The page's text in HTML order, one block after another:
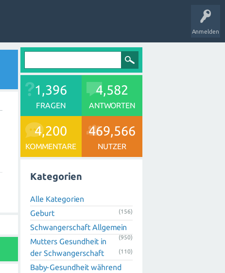
Anmelden
1,396
FRAGEN
4,582
ANTWORTEN
4,200
KOMMENTARE
469,566
NUTZER
Kategorien
Alle Kategorien
Geburt
(156)
Schwangerschaft Allgemein
(950)
Mutters Gesundheit in
der Schwangerschaft
(110)
Baby-Gesundheit während